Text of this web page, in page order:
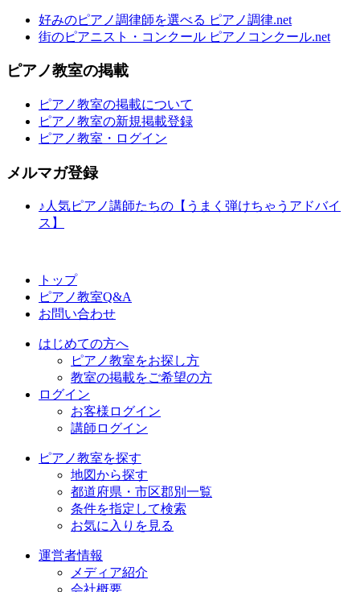
好みのピアノ調律師を選べる ピアノ調律.net
街のピアニスト・コンクール ピアノコンクール.net
ピアノ教室の掲載
ピアノ教室の掲載について
ピアノ教室の新規掲載登録
ピアノ教室・ログイン
メルマガ登録
♪人気ピアノ講師たちの【うまく弾けちゃうアドバイ
ス】
トップ
ピアノ教室Q&A
お問い合わせ
はじめての方へ
ピアノ教室をお探し方
教室の掲載をご希望の方
ログイン
お客様ログイン
講師ログイン
ピアノ教室を探す
地図から探す
都道府県・市区郡別一覧
条件を指定して検索
お気に入りを見る
運営者情報
メディア紹介